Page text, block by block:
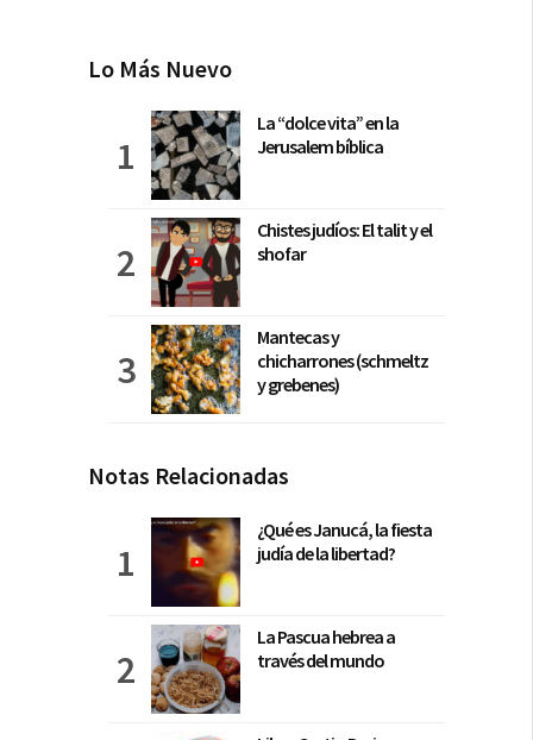
Lo Más Nuevo
La “dolce vita” en la
Jerusalem bíblica
Chistes judíos: El talit y el
shofar
Mantecas y
chicharrones (schmeltz
y grebenes)
Notas Relacionadas
¿Qué es Janucá, la fiesta
judía de la libertad?
La Pascua hebrea a
través del mundo